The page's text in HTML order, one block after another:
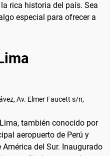
rica historia del país. Sea
especial para ofrecer a
Av. Elmer Faucett s/n,
también conocido por
aeropuerto de Perú y
del Sur. Inaugurado